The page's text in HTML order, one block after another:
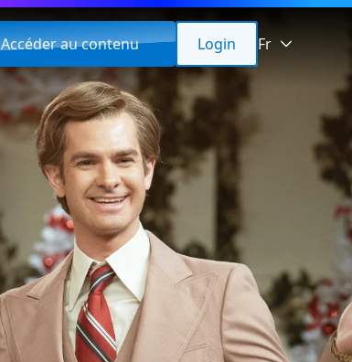
Accéder au contenu Login Fr